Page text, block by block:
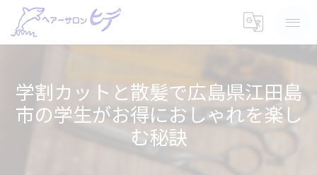
学割カットと散髪で広島県江田島
市の学生がお得におしゃれを楽し
む秘訣